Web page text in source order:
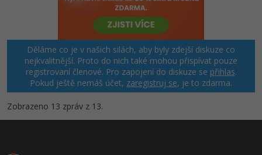
Děláme co je v našich silách, aby byly zdejší diskuze co
nejkvalitnější. Proto do nich také mohou přispívat pouze
registrovaní členové. Pro zapojení do diskuze se přihlas.
Pokud ještě nemáš účet, zaregistruj se, je to zdarma.
Zobrazeno 13 zpráv z 13.